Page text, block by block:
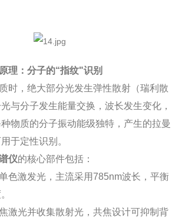
理：分子的“指纹"识别
时，绝大部分光发生弹性散射（瑞利散
与分子发生能量交换，波长发生变化，
物质的分子振动能级独特，产生的拉曼
于定性识别。
仪的核心部件包括：
色激发光，主流采用785nm波长，平衡
激光并收集散射光，共焦设计可抑制背